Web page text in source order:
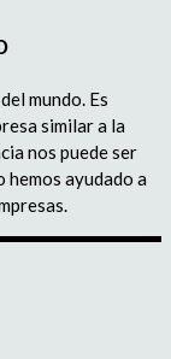
mundo. Es
similar a la
nos puede ser
ayudado a